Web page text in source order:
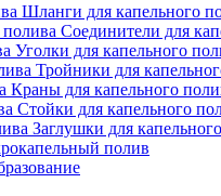
Шланги для капельного
Соединители для
Уголки для капельного
Тройники для
Краны для капельного
Стойки для капельного
Заглушки для
полив